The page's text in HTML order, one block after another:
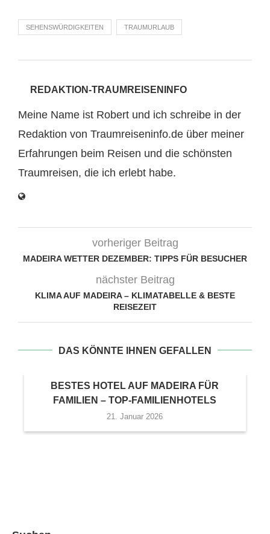
SEHENSWÜRDIGKEITEN TRAUMURLAUB
REDAKTION-TRAUMREISENINFO
Meine Name ist Robert und ich schreibe in der
Redaktion von Traumreiseninfo.de über meiner
Erfahrungen beim Reisen und die schönsten
Traumreisen, die ich erlebt habe.
vorheriger Beitrag
MADEIRA WETTER DEZEMBER: TIPPS FÜR BESUCHER
nächster Beitrag
KLIMA AUF MADEIRA – KLIMATABELLE & BESTE
REISEZEIT
DAS KÖNNTE IHNEN GEFALLEN
BESTES HOTEL AUF MADEIRA FÜR
FAMILIEN – TOP-FAMILIENHOTELS
21. Januar 2026